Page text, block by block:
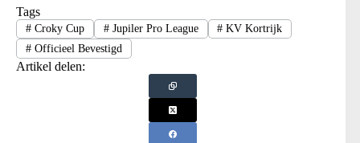
Tags
#Croky Cup #Jupiler Pro League # KV Kortrijk
#Officieel Bevestigd
Artikel delen: